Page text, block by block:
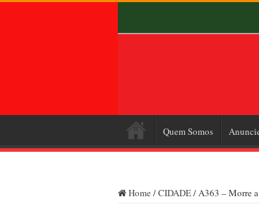
Quem Somos
Home /CIDADE/A363 – Morre